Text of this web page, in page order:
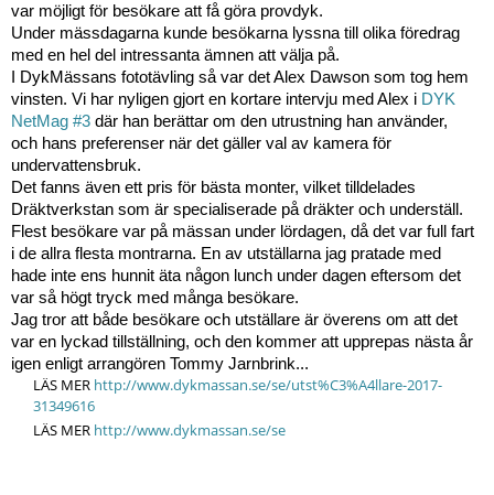
var möjligt för besökare att få göra provdyk.
Under mässdagarna kunde besökarna lyssna till olika föredrag
med en hel del intressanta ämnen att välja på.
I DykMässans fototävling så var det Alex Dawson som tog hem
vinsten. Vi har nyligen gjort en kortare intervju med Alex i DYK
NetMag #3 där han berättar om den utrustning han använder,
och hans preferenser när det gäller val av kamera för
undervattensbruk.
Det fanns även ett pris för bästa monter, vilket tilldelades
Dräktverkstan som är specialiserade på dräkter och underställ.
Flest besökare var på mässan under lördagen, då det var full fart
i de allra flesta montrarna. En av utställarna jag pratade med
hade inte ens hunnit äta någon lunch under dagen eftersom det
var så högt tryck med många besökare.
Jag tror att både besökare och utställare är överens om att det
var en lyckad tillställning, och den kommer att upprepas nästa år
igen enligt arrangören Tommy Jarnbrink...
LÄS MER http://www.dykmassan.se/se/utst%C3%A4llare-2017-
31349616
LÄS MER http://www.dykmassan.se/se